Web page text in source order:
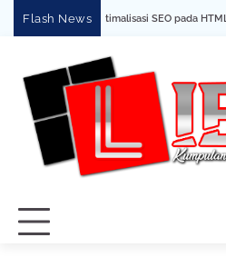
Flash News
Trik Optimalisasi SEO pada HTML Website